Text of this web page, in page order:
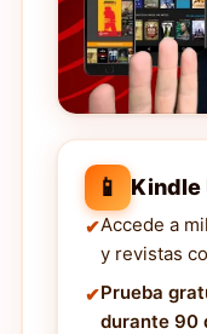
📱 Kindle
Accede a
y revistas
Prueba
durante 90